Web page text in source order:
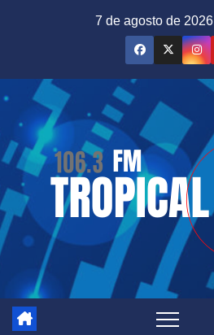
7 de agosto de 2026